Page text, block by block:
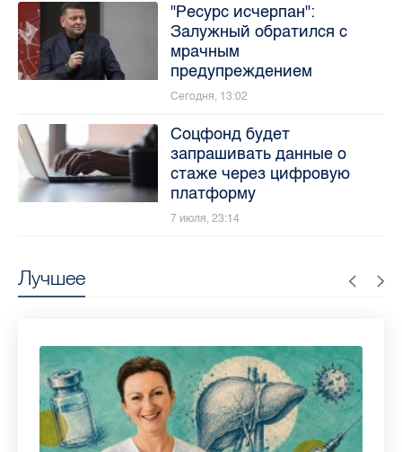
Лучшее
"Ресурс исчерпан":
Залужный обратился с
мрачным
предупреждением
Сегодня, 13:02
Соцфонд будет
запрашивать данные о
стаже через цифровую
платформу
7 июля, 23:14